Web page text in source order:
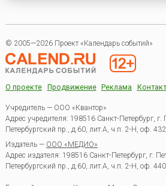
© 2005—2026 Проект «Календарь событий»
О проекте Продвижение Реклама
Учредитель — ООО «Квантор»
Адрес учредителя: 198516 Санкт-Петербург, г.
Петербургский пр., д.60, лит.А, ч.п. 2-Н, оф.
Издатель — ООО «МЕДИО»
Адрес издателя: 198516 Санкт-Петербург, г.
Петербургский пр., д.60, лит.А, ч.п. 2-Н, оф. 440